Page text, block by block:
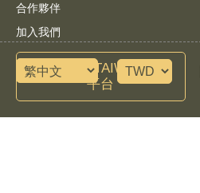
合作夥伴
加入我們
諮詢SPORTAIWAN運動
平台